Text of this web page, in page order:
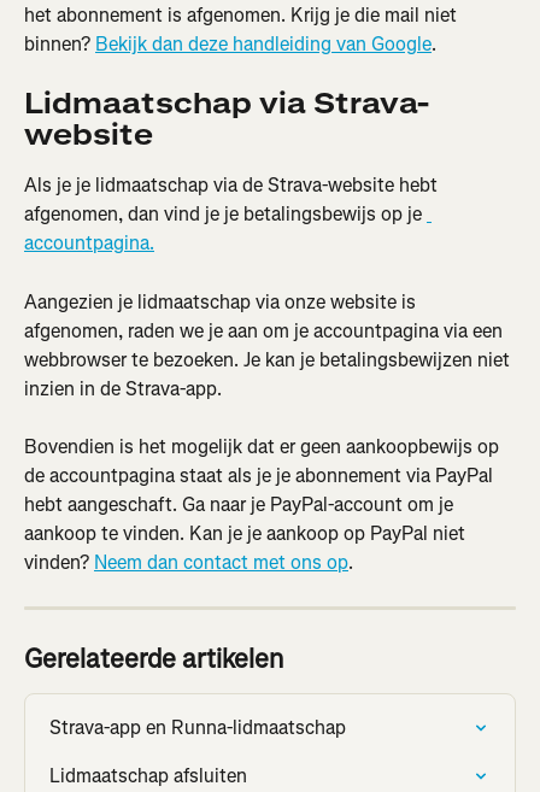
het abonnement is afgenomen. Krijg je die mail niet
binnen? Bekijk dan deze handleiding van Google.
Lidmaatschap via Strava-
website
Als je je lidmaatschap via de Strava-website hebt
afgenomen, dan vind je je betalingsbewijs op je
accountpagina.
Aangezien je lidmaatschap via onze website is
afgenomen, raden we je aan om je accountpagina via een
webbrowser te bezoeken. Je kan je betalingsbewijzen niet
inzien in de Strava-app.
Bovendien is het mogelijk dat er geen aankoopbewijs op
de accountpagina staat als je je abonnement via PayPal
hebt aangeschaft. Ga naar je PayPal-account om je
aankoop te vinden. Kan je je aankoop op PayPal niet
vinden? Neem dan contact met ons op.
Gerelateerde artikelen
Strava-app en Runna-lidmaatschap
Lidmaatschap afsluiten